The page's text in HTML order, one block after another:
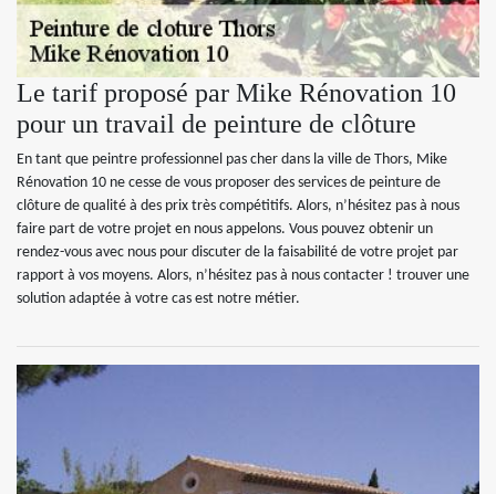
Le tarif proposé par Mike Rénovation 10
pour un travail de peinture de clôture
En tant que peintre professionnel pas cher dans la ville de Thors, Mike
Rénovation 10 ne cesse de vous proposer des services de peinture de
clôture de qualité à des prix très compétitifs. Alors, n’hésitez pas à nous
faire part de votre projet en nous appelons. Vous pouvez obtenir un
rendez-vous avec nous pour discuter de la faisabilité de votre projet par
rapport à vos moyens. Alors, n’hésitez pas à nous contacter ! trouver une
solution adaptée à votre cas est notre métier.